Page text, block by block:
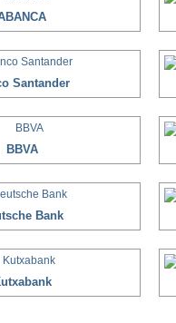
Santander
BBVA
Bank